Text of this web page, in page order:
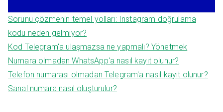
Sorunu çözmenin temel yolları: Instagram doğrulama
kodu neden gelmiyor?
Kod Telegram'a ulaşmazsa ne yapmalı? Yönetmek
Numara olmadan WhatsApp'a nasıl kayıt olunur?
Telefon numarası olmadan Telegram'a nasıl kayıt olunur?
Sanal numara nasıl oluşturulur?